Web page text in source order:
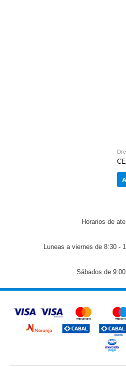
Horarios de
Luneas a viernes de 8:30 -
Sábados de